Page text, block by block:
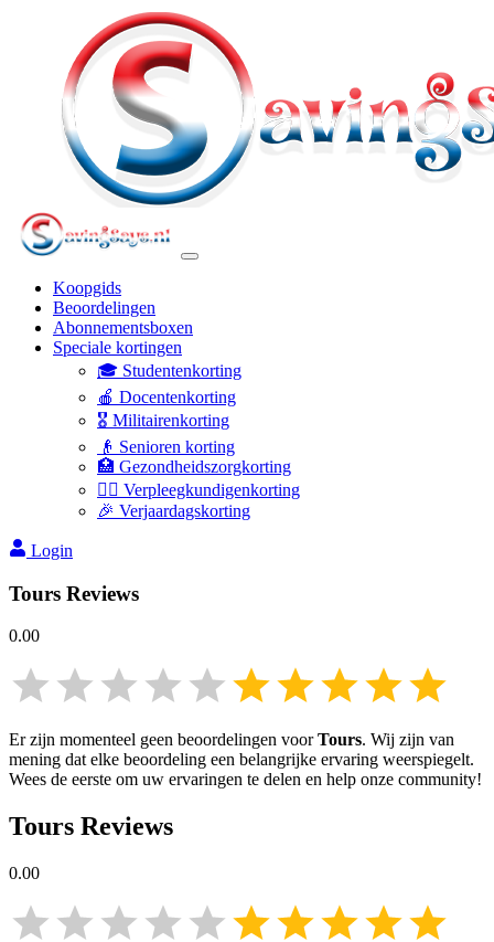
Koopgids
Beoordelingen
Abonnementsboxen
Speciale kortingen
🎓 Studentenkorting
🍎 Docentenkorting
🎖️ Militairenkorting
👴 Senioren korting
🏥 Gezondheidszorgkorting
👩‍⚕️ Verpleegkundigenkorting
🎉 Verjaardagskorting
Login
Tours Reviews
0.00
Er zijn momenteel geen beoordelingen voorTours. Wij zijn van
mening dat elke beoordeling een belangrijke ervaring weerspiegelt.
Wees de eerste om uw ervaringen te delen en help onze community!
Tours Reviews
0.00